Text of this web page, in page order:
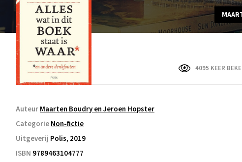
4095 KEER
AuteurMaarten Boudry en Jeroen Hopster
CategorieNon-fictie
Uitgeverij Polis, 2019
ISBN 9789463104777